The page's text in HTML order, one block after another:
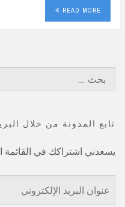
READ MORE
تابع المدونة من خلال
يسعدني اشتراكك في القائمة
عنوان
البريد